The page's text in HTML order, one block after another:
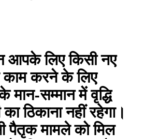
आपके लिए किसी नए
काम करने के लिए
सम्मान में वृद्धि
ठिकाना नहीं रहेगा।
पैतृक मामले को मिल